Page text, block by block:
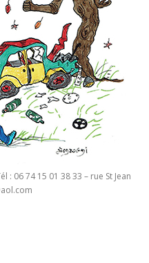
: 06 74 15 01 38 33 – rue St Jean